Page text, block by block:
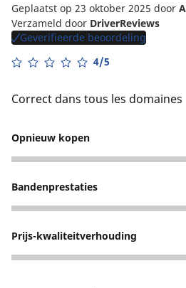
Geplaatst op 23 oktober 2025 door
Verzameld door DriverReviews
Geverifieerde beoordeling
4/5
Correct dans tous les domaines
Opnieuw kopen
5
Bandenprestaties
4
Prijs-kwaliteitverhouding
4